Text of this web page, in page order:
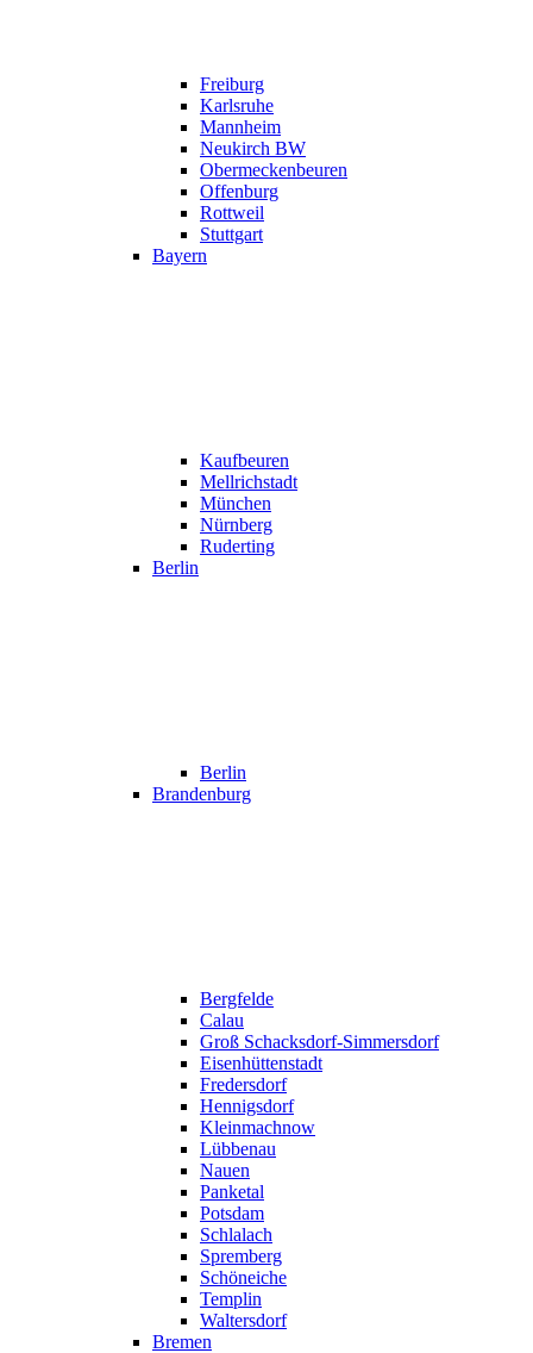
Freiburg
Karlsruhe
Mannheim
Neukirch BW
Obermeckenbeuren
Offenburg
Rottweil
Stuttgart
Bayern
Kaufbeuren
Mellrichstadt
München
Nürnberg
Ruderting
Berlin
Berlin
Brandenburg
Bergfelde
Calau
Groß Schacksdorf-Simmersdorf
Eisenhüttenstadt
Fredersdorf
Hennigsdorf
Kleinmachnow
Lübbenau
Nauen
Panketal
Potsdam
Schlalach
Spremberg
Schöneiche
Templin
Waltersdorf
Bremen